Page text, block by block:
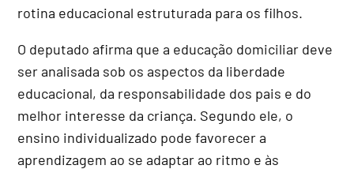
rotina educacional estruturada para os filhos.
O deputado afirma que a educação domiciliar deve
ser analisada sob os aspectos da liberdade
educacional, da responsabilidade dos pais e do
melhor interesse da criança. Segundo ele, o
ensino individualizado pode favorecer a
aprendizagem ao se adaptar ao ritmo e às